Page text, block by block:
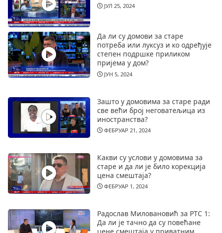
ЈУЛ 25, 2024
Да ли су домови за старе
потреба или луксуз и ко одређује
степен подршке приликом
пријема у дом?
ЈУН 5, 2024
Зашто у домовима за старе ради
све већи број неговатељица из
иностранства?
ФЕБРУАР 21, 2024
Какви су услови у домовима за
старе и да ли је било корекција
цена смештаја?
ФЕБРУАР 1, 2024
Радослав Миловановић за РТС 1:
Да ли је тачно да су повећане